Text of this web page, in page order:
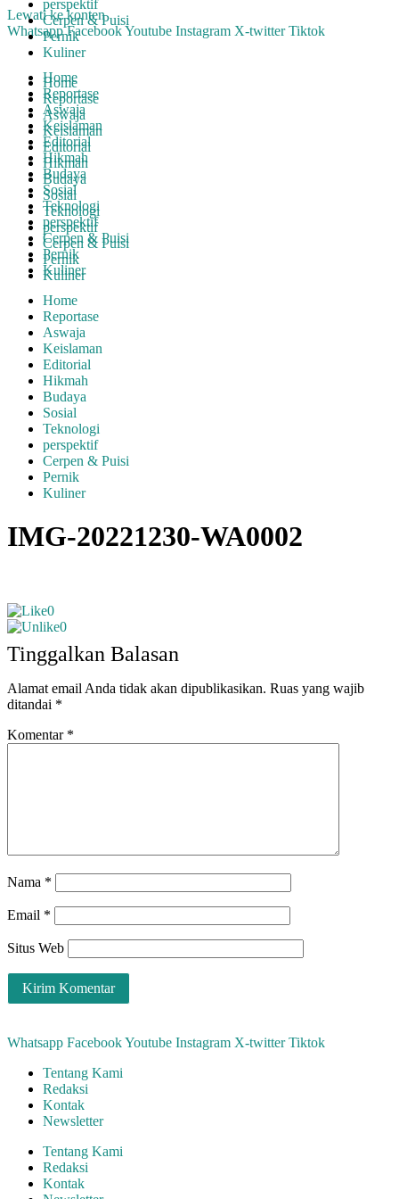
Lewati ke konten
Whatsapp FacebookYoutube Instagram X-twitter Tiktok
Home
Reportase
Aswaja
Keislaman
Editorial
Hikmah
Budaya
Sosial
Teknologi
perspektif
Cerpen & Puisi
Pernik
Kuliner
Home
Reportase
Aswaja
Keislaman
Editorial
Hikmah
Budaya
Sosial
Teknologi
perspektif
Cerpen & Puisi
Pernik
Kuliner
perspektif
Cerpen & Puisi
Pernik
Kuliner
Home
Reportase
Aswaja
Keislaman
Editorial
Hikmah
Budaya
Sosial
Teknologi
perspektif
Cerpen & Puisi
Pernik
Kuliner
IMG-20221230-WA0002
0
0
Tinggalkan Balasan
Alamat email Anda tidak akan dipublikasikan. Ruas yang wajib
ditandai *
Komentar *
Nama *
Email *
Situs Web
Whatsapp FacebookYoutube Instagram X-twitter Tiktok
Tentang Kami
Redaksi
Kontak
Newsletter
Tentang Kami
Redaksi
Kontak